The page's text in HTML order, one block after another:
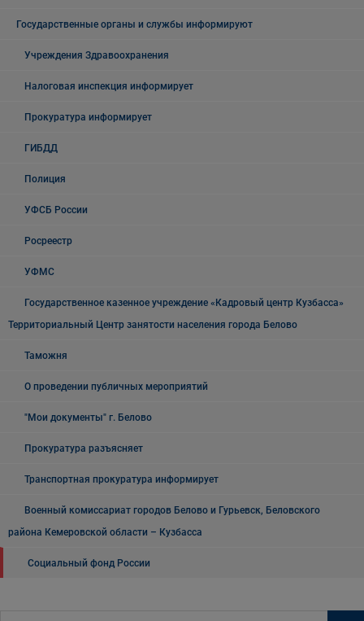
Государственные органы и службы информируют
Учреждения Здравоохранения
Налоговая инспекция информирует
Прокуратура информирует
ГИБДД
Полиция
УФСБ России
Росреестр
УФМС
Государственное казенное учреждение «Кадровый центр Кузбасса»
Территориальный Центр занятости населения города Белово
Таможня
О проведении публичных мероприятий
"Мои документы" г. Белово
Прокуратура разъясняет
Транспортная прокуратура информирует
Военный комиссариат городов Белово и Гурьевск, Беловского
района Кемеровской области – Кузбасса
Социальный фонд России